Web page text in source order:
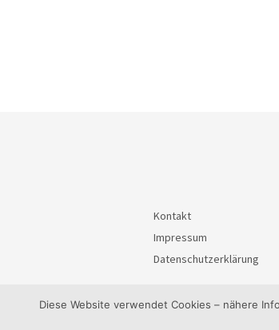
Kontakt
Impressum
Datenschutzerklärung
Diese Website verwendet Cookies – nähere